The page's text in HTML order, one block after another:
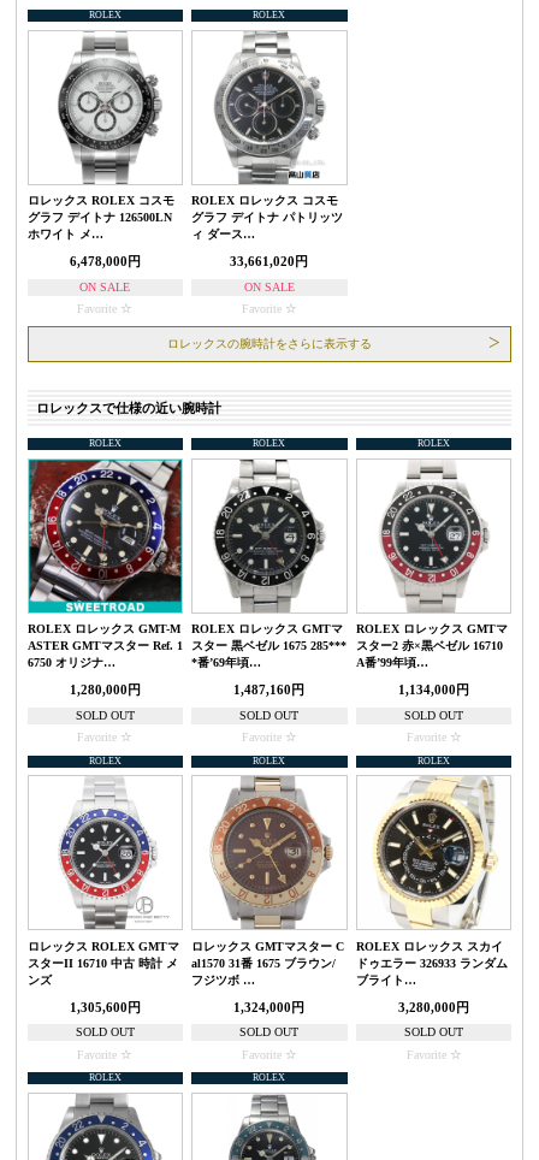
ROLEX
ロレックス ROLEX コスモ
グラフ デイトナ 126500LN
ホワイト メ…
6,478,000円
ON SALE
Favorite
ROLEX
ROLEX ロレックス コスモ
グラフ デイトナ パトリッツ
ィ ダース…
33,661,020円
ON SALE
Favorite
ロレックスの腕時計をさらに表示する
ロレックスで仕様の近い腕時計
ROLEX
ROLEX ロレックス GMT-M
ASTER GMTマスター Ref. 1
6750 オリジナ…
1,280,000円
SOLD OUT
Favorite
ROLEX
ROLEX ロレックス GMTマ
スター 黒ベゼル 1675 285***
*番’69年頃…
1,487,160円
SOLD OUT
Favorite
ROLEX
ROLEX ロレックス GMTマ
スター2 赤×黒ベゼル 16710
A番’99年頃…
1,134,000円
SOLD OUT
Favorite
ROLEX
ロレックス ROLEX GMTマ
スターII 16710 中古 時計 メ
ンズ
1,305,600円
SOLD OUT
Favorite
ROLEX
ロレックス GMTマスター C
al1570 31番 1675 ブラウン/
フジツボ …
1,324,000円
SOLD OUT
Favorite
ROLEX
ROLEX ロレックス スカイ
ドゥエラー 326933 ランダム
ブライト…
3,280,000円
SOLD OUT
Favorite
ROLEX ROLEX